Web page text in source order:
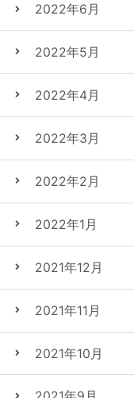
2022年6月
2022年5月
2022年4月
2022年3月
2022年2月
2022年1月
2021年12月
2021年11月
2021年10月